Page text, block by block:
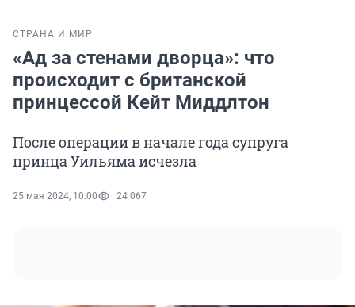
СТРАНА И МИР
«Ад за стенами дворца»: что
происходит с британской
принцессой Кейт Миддлтон
После операции в начале года супруга
принца Уильяма исчезла
25 мая 2024, 10:00 24 067